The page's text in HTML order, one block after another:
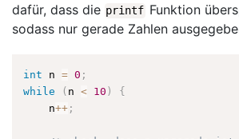
dafür, dass die printf Funktion
sodass nur gerade Zahlen
int n = 0 ;
while
( n < 10 )
{
    n
++ ;